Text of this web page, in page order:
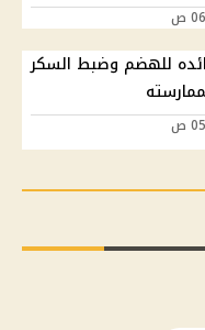
للهضم وضبط السكر